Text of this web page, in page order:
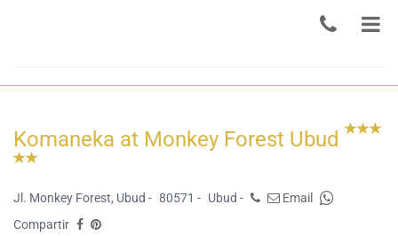
Komaneka at Monkey Forest Ubud
Jl. Monkey Forest, Ubud - 80571 - Ubud -
Email
Compartir